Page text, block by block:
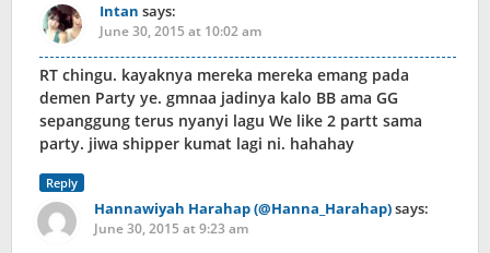
Intan says:
June 30, 2015 at 10:02 am
RT chingu. kayaknya mereka mereka emang pada
demen Party ye. gmnaa jadinya kalo BB ama GG
sepanggung terus nyanyi lagu We like 2 partt sama
party. jiwa shipper kumat lagi ni. hahahay
Reply
Hannawiyah Harahap (@Hanna_Harahap)says:
June 30, 2015 at 9:23 am